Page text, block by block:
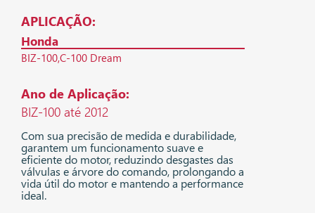
APLICAÇÃO:
Honda
BIZ-100C-100 Dream
Ano de Aplicação:
BIZ-100 até 2012
Com sua precisão de medida e durabilidade,
garantem um funcionamento suave e
eficiente do motor, reduzindo desgastes das
válvulas e árvore do comando, prolongando a
vida útil do motor e mantendo a performance
ideal.